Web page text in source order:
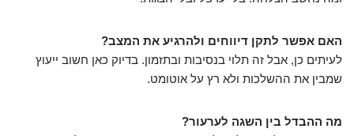
האם אפשר לתקן דיווחים ולהרגיע את המצב?
לעיתים כן, אבל זה תלוי בנסיבות ובתזמון. בדיוק כאן חשוב ייעוץ
שמבין את ההשלכות ולא רץ על אוטומט.
מה ההבדל בין השגה לערעור?